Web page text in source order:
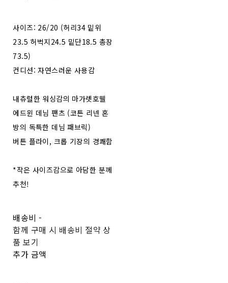
사이즈: 26/20 (허리34 밑위
23.5 허벅지24.5 밑단18.5 총장
73.5)
컨디션: 자연스러운 사용감
내츄럴한 워싱감의 마가렛호웰
에드윈 데님 팬츠 (코튼 리넨 혼
방의 독특한 데님 패브릭)
버튼 플라이, 크롭 기장의 경쾌함
*작은 사이즈감으로 아담한 분께
추천!
배송비-
함께 구매 시 배송비 절약 상
품 보기
추가 금액